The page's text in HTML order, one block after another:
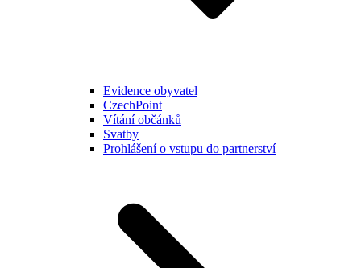
Evidence obyvatel
CzechPoint
Vítání občánků
Svatby
Prohlášení o vstupu do partnerství